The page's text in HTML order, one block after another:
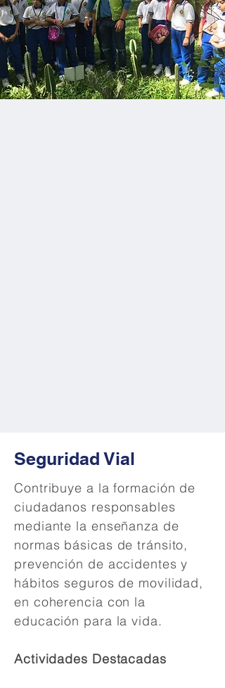
Seguridad Vial
Contribuye a la formación de
ciudadanos responsables
mediante la enseñanza de
normas básicas de tránsito,
prevención de accidentes y
hábitos seguros de movilidad,
en coherencia con la
educación para la vida.
Actividades Destacadas